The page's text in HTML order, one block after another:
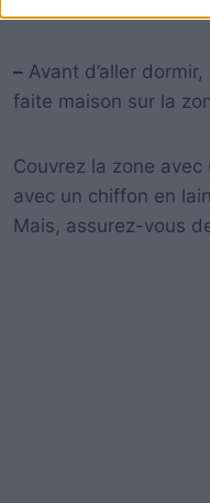
–Avant d’aller
faite maison sur la
Couvrez la zone
avec un chiffon en
Mais, assurez-vous